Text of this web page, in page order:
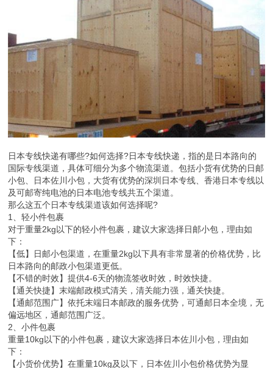
日本专线快递有哪些?如何选择?日本专线快递，指的是日本路向的
国际专线渠道，具体可细分为多个物流渠道。包括小货有优势的日邮
小包、日本佐川小包，大货有优势的深圳日本专线、香港日本专线以
及可邮寄纯电池的日本电池专线共五个渠道。
那么这五个日本专线渠道该如何选择呢?
1、轻小件包裹
对于重量2kg以下的轻小件包裹，建议大家选择日邮小包，理由如
下：
【低】日邮小包渠道，在重量2kg以下具有非常显著的价格优势，比
日本路向的邮政小包渠道更低。
【不错的时效】提供4-6天的物流签收时效，时效快捷。
【通关快捷】末端邮政模式清关，清关能力强，通关快捷。
【通邮范围广】依托末端日本邮政的服务优势，可通邮日本全境，无
偏远地区，通邮范围广泛。
2、小件包裹
重量10kg以下的小件包裹，建议大家选择日本佐川小包，理由如
下：
【小货价优势】在重量10kg及以下，日本佐川小包价格优势为显